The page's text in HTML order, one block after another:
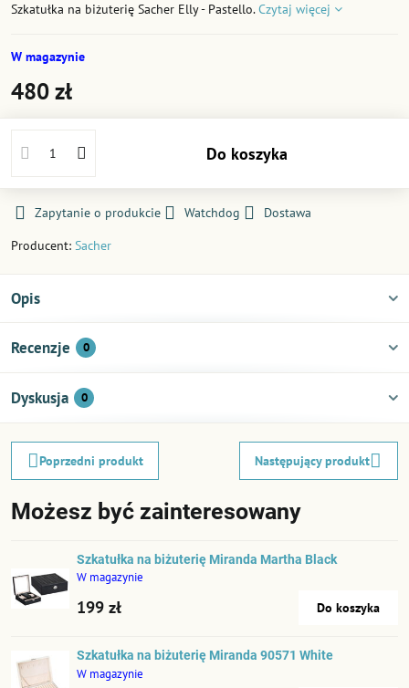
Szkatułka na biżuterię Sacher Elly - Pastello.Czytaj więcej
W magazynie
480 zł
Do koszyka
Zapytanie o produkcie Watchdog
Dostawa
Producent: Sacher
Opis
Recenzje 0
Dyskusja 0
Poprzedni produkt Następujący produkt
Możesz być zainteresowany
Szkatułka na biżuterię Miranda Martha Black
W magazynie
199 zł Do koszyka
Szkatułka na biżuterię Miranda 90571 White
W magazynie